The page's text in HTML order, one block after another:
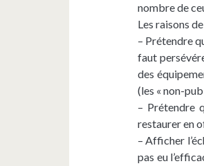
nombre de
Les raisons
– Prétendre
faut
des
(les « non-
– Prétendre
restaurer en
– Afficher
pas eu